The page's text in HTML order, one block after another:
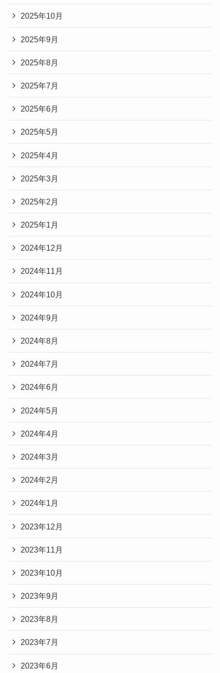
2025年10月
2025年9月
2025年8月
2025年7月
2025年6月
2025年5月
2025年4月
2025年3月
2025年2月
2025年1月
2024年12月
2024年11月
2024年10月
2024年9月
2024年8月
2024年7月
2024年6月
2024年5月
2024年4月
2024年3月
2024年2月
2024年1月
2023年12月
2023年11月
2023年10月
2023年9月
2023年8月
2023年7月
2023年6月